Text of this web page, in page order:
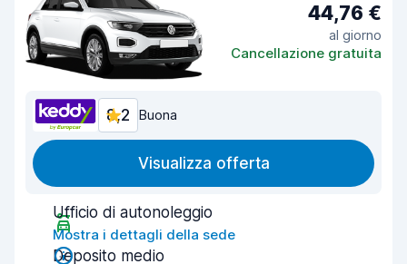
44,76 €
al giorno
Cancellazione gratuita
8,2 Buona
Visualizza offerta
Ufficio di autonoleggio
Mostra i dettagli della sede
Deposito medio